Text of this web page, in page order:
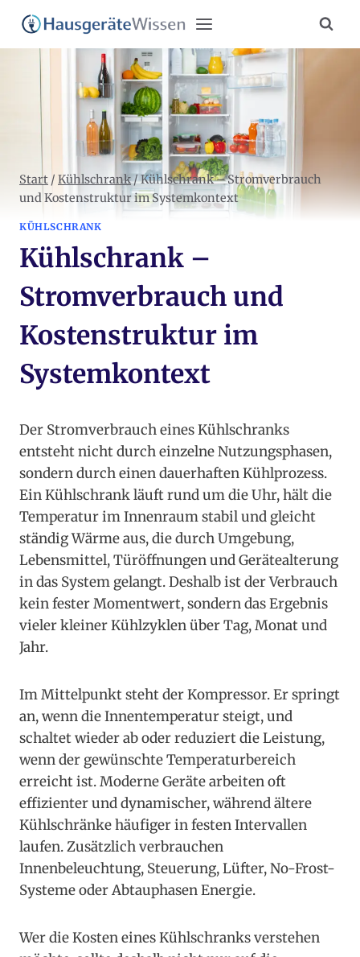
Zum
Inhalt
springen
Start / Kühlschrank/Kühlschrank – Stromverbrauch
und Kostenstruktur im Systemkontext
KÜHLSCHRANK
Kühlschrank –
Stromverbrauch und
Kostenstruktur im
Systemkontext
Der Stromverbrauch eines Kühlschranks
entsteht nicht durch einzelne Nutzungsphasen,
sondern durch einen dauerhaften Kühlprozess.
Ein Kühlschrank läuft rund um die Uhr, hält die
Temperatur im Innenraum stabil und gleicht
ständig Wärme aus, die durch Umgebung,
Lebensmittel, Türöffnungen und Gerätealterung
in das System gelangt. Deshalb ist der Verbrauch
kein fester Momentwert, sondern das Ergebnis
vieler kleiner Kühlzyklen über Tag, Monat und
Jahr.
Im Mittelpunkt steht der Kompressor. Er springt
an, wenn die Innentemperatur steigt, und
schaltet wieder ab oder reduziert die Leistung,
wenn der gewünschte Temperaturbereich
erreicht ist. Moderne Geräte arbeiten oft
effizienter und dynamischer, während ältere
Kühlschränke häufiger in festen Intervallen
laufen. Zusätzlich verbrauchen
Innenbeleuchtung, Steuerung, Lüfter, No-Frost-
Systeme oder Abtauphasen Energie.
Wer die Kosten eines Kühlschranks verstehen